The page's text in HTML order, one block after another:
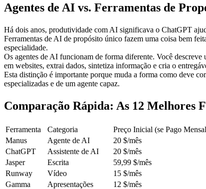
Agentes de AI vs. Ferramentas de
Há dois anos, produtividade com AI significava o ChatGPT
Ferramentas de AI de propósito único fazem uma coisa bem
especialidade.
Os agentes de AI funcionam de forma diferente. Você descreve
em websites, extrai dados, sintetiza informação e cria o
Esta distinção é importante porque muda a forma como deve
especializadas e de um agente capaz.
Comparação Rápida: As 12 Melhores
Ferramenta Categoria Preço Inicial (se Pago
Manus
Agente de AI 20 $/mês
ChatGPT
Assistente de AI 20 $/mês
Jasper
Escrita 59,99 $/mês
Runway
Vídeo 15 $/mês
Gamma
Apresentações 12 $/mês